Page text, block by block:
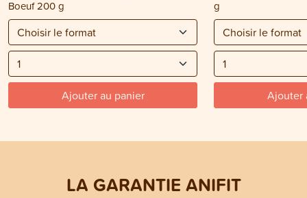
Boeuf 200 g
Ajouter au panier
g
Ajouter
LA GARANTIE ANIFIT